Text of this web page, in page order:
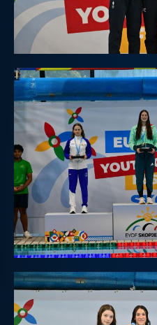
Privacy
Cookie Policy
Archivio News
Flash News
Galleria fotografica
Videogallery
Webmail